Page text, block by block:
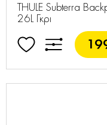
THULE Subterra
26L Γκρι